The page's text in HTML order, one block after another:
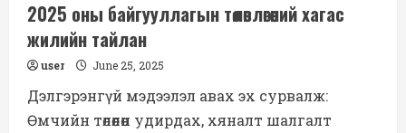
ТӨРИЙН
ӨМЧИЙН
МЭДЭЭЛЭЛ
ИЛ
ТОД,
НАЙДВАРТАЙ
ЭХЛЭЛ
ТАВИГДЛАА
2025 оны байгууллагын төлөвлөгөөний хагас
жилийн тайлан
user June 25, 2025
Дэлгэрэнгүй мэдээлэл авах эх сурвалж:
Өмчийн төлөөлөн удирдах, хяналт шалгалт